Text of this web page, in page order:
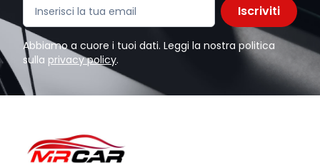
Iscriviti
Abbiamo a cuore i tuoi dati. Leggi la nostra politica
sulla privacy policy.